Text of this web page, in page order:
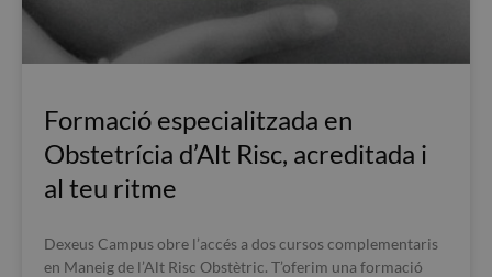
Formació especialitzada en
Obstetrícia d’Alt Risc, acreditada i
al teu ritme
Dexeus Campus obre l’accés a dos cursos complementaris
en Maneig de l’Alt Risc Obstètric. T’oferim una formació